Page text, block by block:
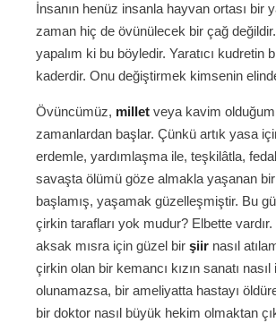
İnsanın henüz insanla hayvan ortası bir
zaman hiç de övünülecek bir çağ
yapalım ki bu böyledir. Yaratıcı kudretin
kaderdir. Onu değiştirmek kimsenin
Övüncümüz, millet veya kavim
zamanlardan başlar. Çünkü artık yasa
erdemle, yardımlaşma ile, teşkilâtla,
savaşta ölümü göze almakla yaşanan
başlamış, yaşamak güzelleşmiştir. Bu
çirkin tarafları yok mudur? Elbette
aksak mısra için güzel bir şiir nasıl
çirkin olan bir kemancı kızın sanatı nasıl
olunamazsa, bir ameliyatta hastayı
bir doktor nasıl büyük hekim olmaktan